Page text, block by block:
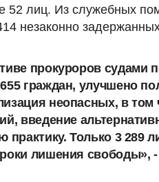
52 лиц. Из служебных
незаконно
прокуроров судами
граждан, улучшено
неопасных, в том
введение
практику. Только 3 289
лишения свободы»,